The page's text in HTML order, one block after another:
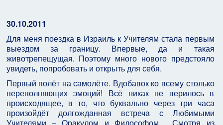
30.10.2011
Для меня поездка в Израиль к Учителям стала первым
выездом за границу. Впервые, да и такая
животрепещущая. Поэтому много нового предстояло
увидеть, попробовать и открыть для себя.
Первый полёт на самолёте. Вдобавок ко всему столько
переполняющих эмоций! Всё никак не верилось в
происходящее, в то, что буквально через три часа
произойдёт долгожданная встреча с Любимыми